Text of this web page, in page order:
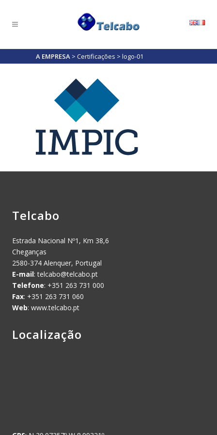
A EMPRESA > Certificações > logo-01
Telcabo
Estrada Nacional Nº1, Km 38,6
Cheganças
2580-374 Alenquer, Portugal
E-mail:telcabo@telcabo.pt
Telefone: +351 263 731 000
Fax: +351 263 731 060
Web: www.telcabo.pt
Localização